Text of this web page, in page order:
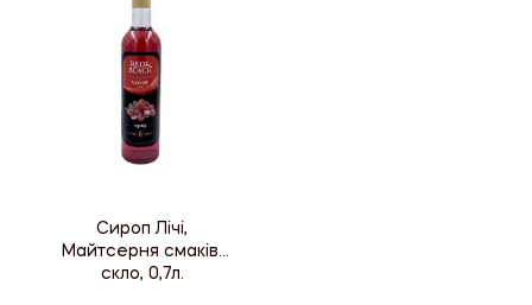
Сироп Лічі,
Майтсерня смаків,
скло, 0,7л.